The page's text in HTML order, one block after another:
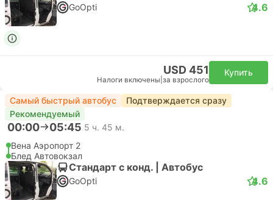
GoOpti 4.6
USD 451
Налоги включены за взрослого
Купить
Самый быстрый автобус
Подтверждается сразу
Рекомендуемый
00:00 05:45 5 ч. 45 м.
Вена Аэропорт 2
Блед Автовокзал
Стандарт с конд. | Автобус
GoOpti 4.6